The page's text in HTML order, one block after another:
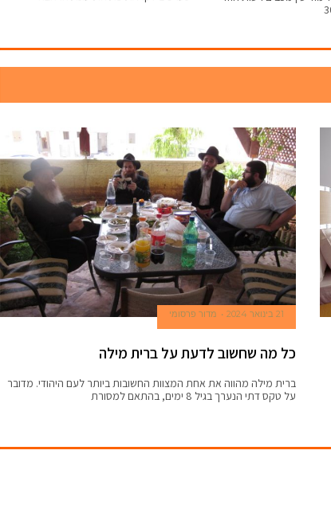
21 בינואר 2024 מדור פרסומי
כל מה שחשוב לדעת על ברית מילה
ברית מילה מהווה את אחת המצוות החשובות ביותר לעם היהודי. מדובר
על טקס דתי הנערך בגיל 8 ימים, בהתאם למסורת